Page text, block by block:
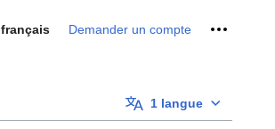
français Demander un compte Outils
1 langue